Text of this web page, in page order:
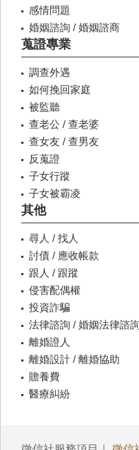
感情問題
婚姻諮詢 / 婚姻諮商
蒐證專業
調查外遇
如何挽回家庭
被監聽
查老公 / 查老婆
查女友 / 查男友
反蒐證
子女行蹤
子女被霸凌
其他
尋人 / 找人
討債 / 應收帳款
跟人 / 跟蹤
侵害配偶權
投資詐騙
法律諮詢 / 婚姻法律諮詢
離婚證人
離婚設計 / 離婚協助
贍養費
醫療糾紛